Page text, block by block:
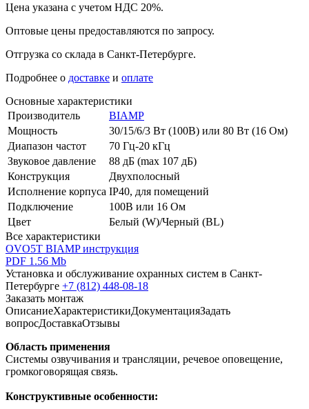
Цена указана с учетом НДС 20%.
Оптовые цены предоставляются по запросу.
Отгрузка со склада в Санкт-Петербурге.
Подробнее о доставке и оплате
Основные характеристики
Производитель
BIAMP
Мощность
30/15/6/3 Вт (100В) или 80 Вт (16 Ом)
Диапазон частот
70 Гц-20 кГц
Звуковое давление
88 дБ (max 107 дБ)
Конструкция
Двухполосный
Исполнение корпуса IP40, для помещений
Подключение
100В или 16 Ом
Цвет
Белый (W)/Черный (BL)
Все характеристики
OVO5T BIAMP инструкция
PDF 1.56 Mb
Установка и обслуживание охранных систем в Санкт-
Петербурге +7 (812) 448-08-18
Заказать монтаж
ОписаниеХарактеристикиДокументацияЗадать
вопросДоставкаОтзывы
Область применения
Системы озвучивания и трансляции, речевое оповещение,
громкоговорящая связь.
Конструктивные особенности: